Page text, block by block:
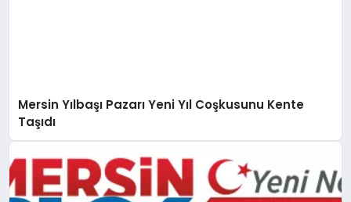
Mersin Yılbaşı Pazarı Yeni Yıl Coşkusunu Kente
Taşıdı